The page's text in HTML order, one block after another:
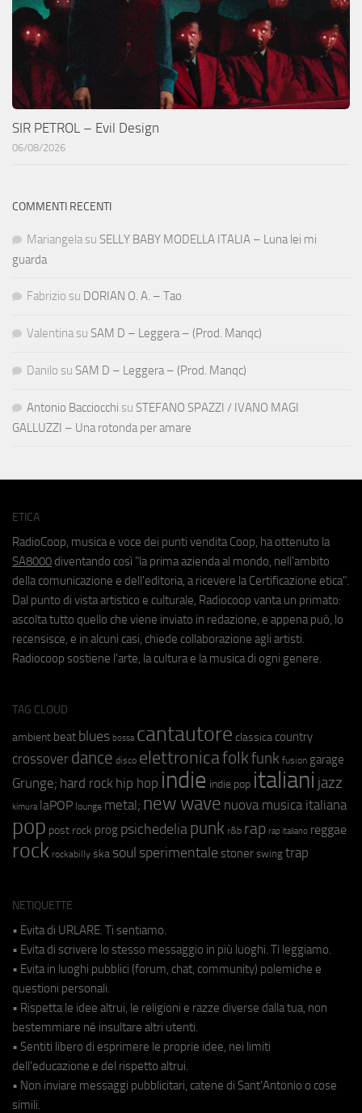
SIR PETROL – Evil Design
06/08/2026
COMMENTI RECENTI
Mariangela su SELLY BABY MODELLA ITALIA – Luna lei mi
guarda
Fabrizio su DORIAN O. A. – Tao
Valentina su SAM D – Leggera – (Prod. Manqc)
Danilo su SAM D – Leggera – (Prod. Manqc)
Antonio Bacciocchi su STEFANO SPAZZI / IVANO MAGI
GALLUZZI – Una rotonda per amare
ETICA
RadioCoop, musica e voce dei punti vendita Coop, ha ottenuto la
SA8000 diventando così "la prima azienda al mondo, nell'ambito
della comunicazione e dell'editoria, a ricevere la Certificazione etica".
Dal punto di vista artistico e culturale, Radiocoop vanta un primato:
ascolta tutto quello che viene inviato in redazione, e appena può, lo
recensisce, e in alcuni casi, chiede collaborazione agli artisti.
Radiocoop sostiene l'arte, la cultura e la musica di ogni genere.
TAG CLOUD
ambient beat blues bossa cantautore classica country
crossover dance disco elettronicafolkfunk fusion garage
Grunge; hard rock hip hop indie indie pop italiani jazz
kimura laPOP lounge metal; new wave nuova musica italiana
pop post rock prog psichedeliapunk r&b rap rap italiano reggae
rock rockabilly ska soul sperimentale stoner swing trap
NETIQUETTE
• Evita di URLARE. Ti sentiamo.
• Evita di scrivere lo stesso messaggio in più luoghi. Ti leggiamo.
• Evita in luoghi pubblici (forum, chat, community) polemiche e
questioni personali.
• Rispetta le idee altrui, le religioni e razze diverse dalla tua, non
bestemmiare né insultare altri utenti.
• Sentiti libero di esprimere le proprie idee, nei limiti
dell'educazione e del rispetto altrui.
• Non inviare messaggi pubblicitari, catene di Sant'Antonio o cose
simili.